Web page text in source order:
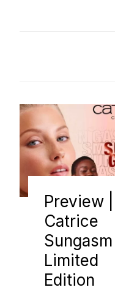
Preview |
Catrice
Sungasm
Limited
Edition